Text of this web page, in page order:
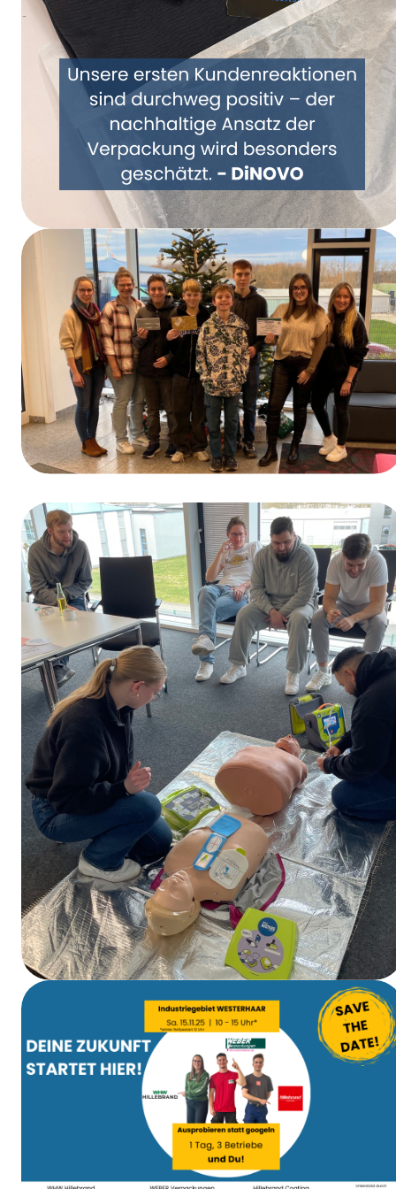
Repensemos juntos el embalaje: DiNOVO se
pasa a los envases de papel
Ganadores del sorteo del Día de la
Formación
Curso de primeros auxilios